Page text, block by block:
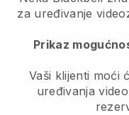
za uređivanje
Prikaz
Vaši klijenti moći
uređivanja